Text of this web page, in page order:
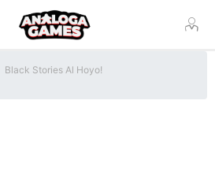
Black Stories Al Hoyo!